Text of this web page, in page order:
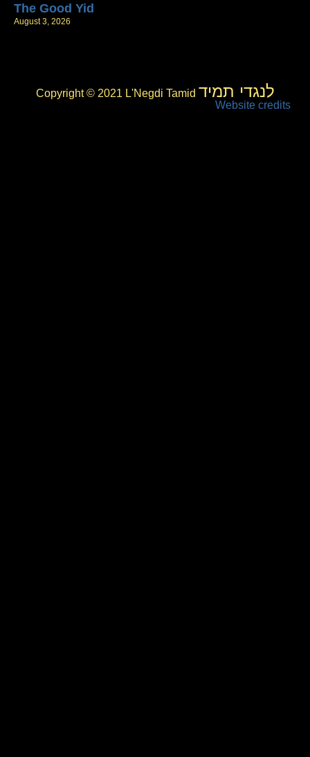
The Good Yid
August 3, 2026
Copyright © 2021 L'Negdi Tamid לנגדי תמיד
Website credits